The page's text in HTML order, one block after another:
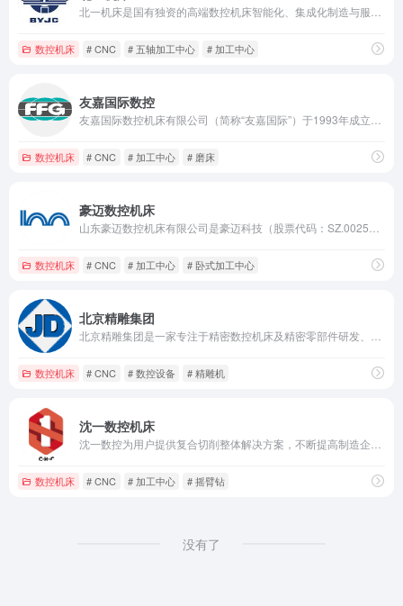
数控机床 # CNC # 五轴加工中心 # 加工中心
友嘉国际数控
数控机床 # CNC # 加工中心 # 磨床
豪迈数控机床
数控机床 # CNC # 加工中心 # 卧式加工中心
北京精雕集团
数控机床 # CNC # 数控设备 # 精雕机
沈一数控机床
数控机床 # CNC # 加工中心 # 摇臂钻
没有了